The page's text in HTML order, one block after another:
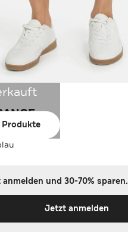
bootcut
und 30-70% sparen.
Jetzt anmelden